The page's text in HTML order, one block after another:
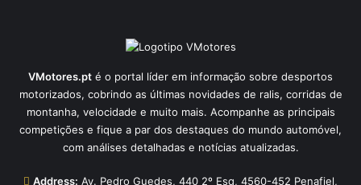
VMotores.pt é o portal líder em informação sobre desportos
motorizados, cobrindo as últimas novidades de ralis, corridas de
montanha, velocidade e muito mais. Acompanhe as principais
competições e fique a par dos destaques do mundo automóvel,
com análises detalhadas e notícias atualizadas.
Address: Av. Pedro Guedes, 440 2º Esq, 4560-452 Penafiel,